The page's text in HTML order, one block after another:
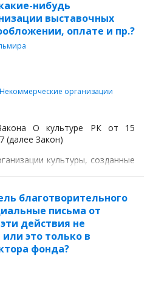
нибудь
выставочных
оплате и пр.?
Некоммерческие организации
О культуре РК от 15
(далее Закон)
культуры, созданные
осуществлять
научно-
функции и обеспечивать
культурного наследия
благотворительного
письма от
действия не
это только в
фонда?